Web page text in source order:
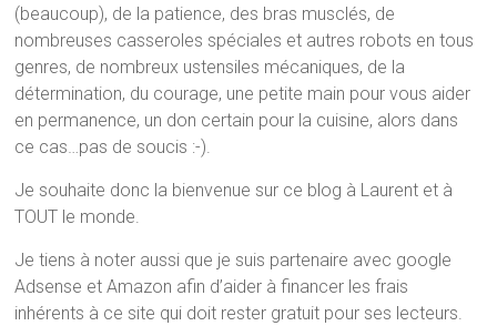
(beaucoup), de la patience, des bras musclés, de
nombreuses casseroles spéciales et autres robots en tous
genres, de nombreux ustensiles mécaniques, de la
détermination, du courage, une petite main pour vous aider
en permanence, un don certain pour la cuisine, alors dans
ce cas…pas de soucis :-).
Je souhaite donc la bienvenue sur ce blog à Laurent et à
TOUT le monde.
Je tiens à noter aussi que je suis partenaire avec google
Adsense et Amazon afin d’aider à financer les frais
inhérents à ce site qui doit rester gratuit pour ses lecteurs.